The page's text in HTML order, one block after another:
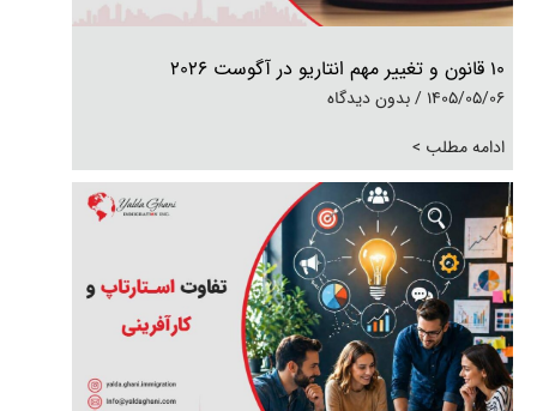
۱۰ قانون و تغییر مهم انتاریو در آگوست ۲۰۲۶
1405/05/06
بدون دیدگاه
ادامه مطلب >